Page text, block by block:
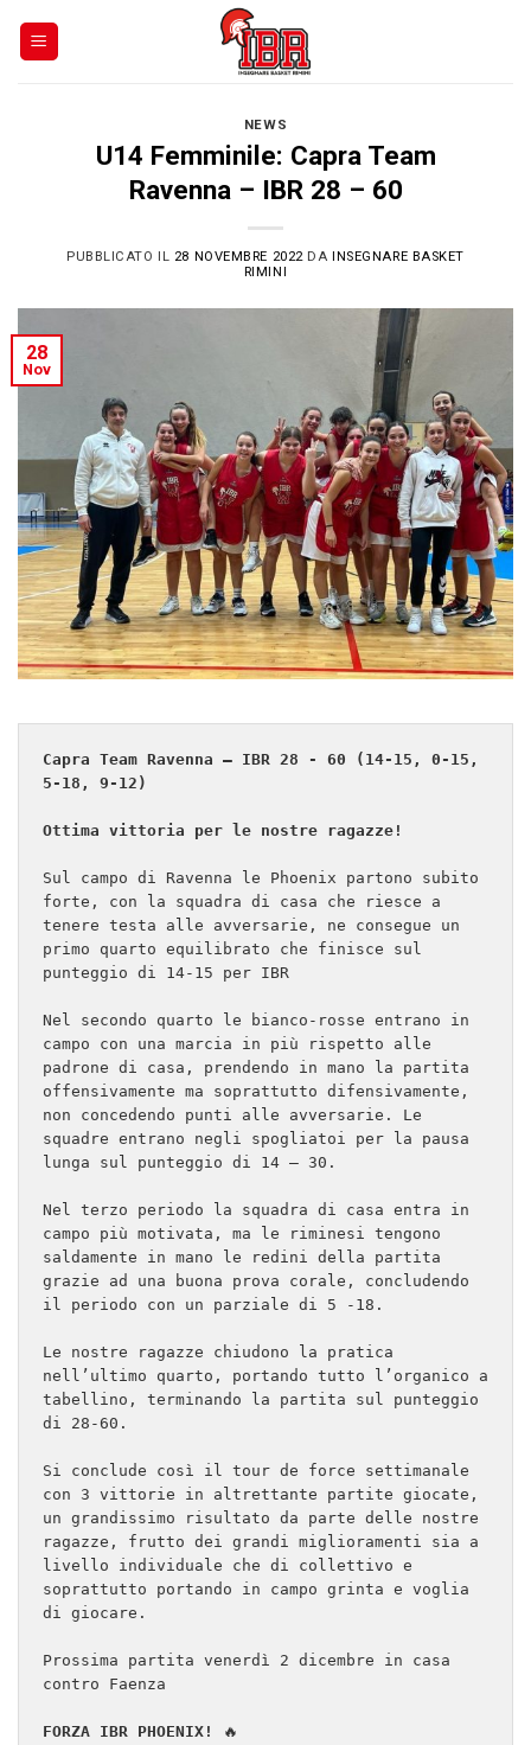
NEWS
U14 Femminile: Capra Team
Ravenna – IBR 28 – 60
PUBBLICATO IL 28 NOVEMBRE 2022 DAINSEGNARE BASKET
RIMINI
28
Nov
Capra Team Ravenna – IBR 28 - 60 (14-15, 0-15,
5-18, 9-12)
Ottima vittoria per le nostre ragazze!
Sul campo di Ravenna le Phoenix partono subito
forte, con la squadra di casa che riesce a
tenere testa alle avversarie, ne consegue un
primo quarto equilibrato che finisce sul
punteggio di 14-15 per IBR
Nel secondo quarto le bianco-rosse entrano in
campo con una marcia in più rispetto alle
padrone di casa, prendendo in mano la partita
offensivamente ma soprattutto difensivamente,
non concedendo punti alle avversarie. Le
squadre entrano negli spogliatoi per la pausa
lunga sul punteggio di 14 – 30.
Nel terzo periodo la squadra di casa entra in
campo più motivata, ma le riminesi tengono
saldamente in mano le redini della partita
grazie ad una buona prova corale, concludendo
il periodo con un parziale di 5 -18.
Le nostre ragazze chiudono la pratica
nell’ultimo quarto, portando tutto l’organico a
tabellino, terminando la partita sul punteggio
di 28-60.
Si conclude così il tour de force settimanale
con 3 vittorie in altrettante partite giocate,
un grandissimo risultato da parte delle nostre
ragazze, frutto dei grandi miglioramenti sia a
livello individuale che di collettivo e
soprattutto portando in campo grinta e voglia
di giocare.
Prossima partita venerdì 2 dicembre in casa
contro Faenza
FORZA IBR PHOENIX!
🔥